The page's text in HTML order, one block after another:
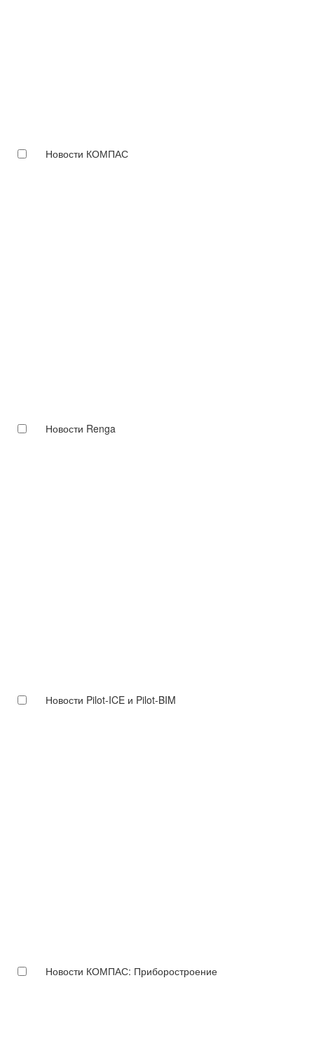
Новости КОМПАС
Новости Renga
Новости Pilot-ICE и Pilot-BIM
Новости КОМПАС: Приборостроение